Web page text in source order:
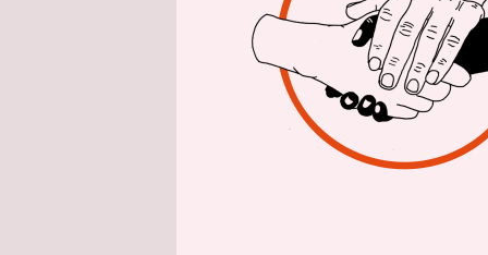
lassen –
Zur
den